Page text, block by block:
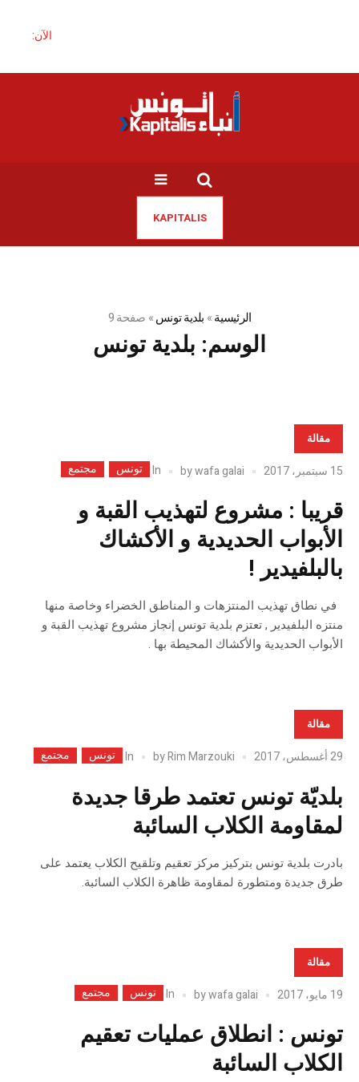
الآن:
KAPITALIS
الرئيسية» بلدية تونس» صفحة 9
الوسم: بلدية تونس
مقالة
15 سبتمبر، 2017 bywafa galai
In تونس مجتمع
قريبا : مشروع لتهذيب القبة و
الأبواب الحديدية و الأكشاك
بالبلفيدير !
في نطاق تهذيب المنتزهات و المناطق الخضراء وخاصة منها
منتزه البلفيدير , تعتزم بلدية تونس إنجاز مشروع تهذيب القبة و
الأبواب الحديدية والأكشاك المحيطة بها .
مقالة
29 أغسطس، 2017 byRim Marzouki
In تونس مجتمع
بلديّة تونس تعتمد طرقا جديدة
لمقاومة الكلاب السائبة
بادرت بلدية تونس بتركيز مركز تعقيم وتلقيح الكلاب يعتمد على
طرق جديدة ومتطورة لمقاومة ظاهرة الكلاب السائبة.
مقالة
19 مايو، 2017 bywafa galai
In تونس مجتمع
تونس : انطلاق عمليات تعقيم
الكلاب السائبة